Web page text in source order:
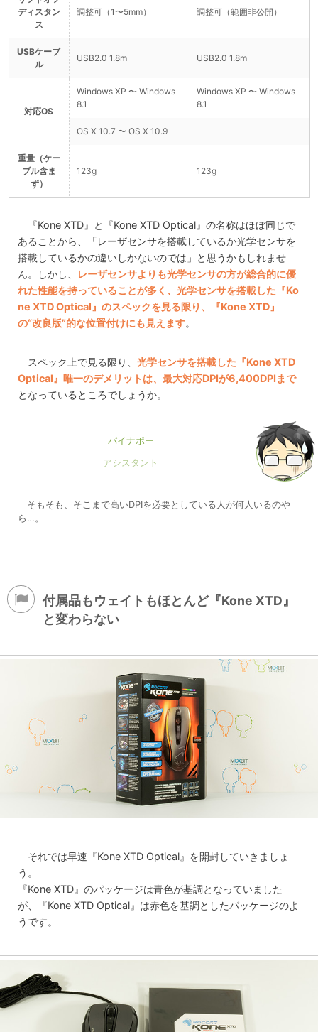
ディスタン
ス
調整可（1〜5mm） 調整可（範囲非公開）
USBケーブ
ル
USB2.0 1.8m USB2.0 1.8m
対応OS
Windows XP 〜 Windows
8.1
Windows XP 〜 Windows
8.1
OS X 10.7 〜 OS X 10.9
重量（ケー
ブル含ま
ず）
123g 123g
『Kone XTD』と『Kone XTD Optical』の名称はほぼ同じで
あることから、「レーザセンサを搭載しているか光学センサを
搭載しているかの違いしかないのでは」と思うかもしれませ
ん。しかし、
レーザセンサよりも光学センサの方が総合的に優
れた性能を持っていることが多く、光学センサを搭載した『Ko
ne XTD Optical』のスペックを見る限り、『Kone XTD』
の“改良版”的な位置付けにも見えます。
スペック上で見る限り、光学センサを搭載した『Kone XTD
Optical』唯一のデメリットは、最大対応DPIが6,400DPIまで
となっているところでしょうか。
パイナポー
そもそも、そこまで高いDPIを必要としている人が何人いるのや
ら…。
付属品もウェイトもほとんど『Kone XTD』
と変わらない
それでは早速『Kone XTD Optical』を開封していきましょ
う。
『Kone XTD』のパッケージは青色が基調となっていました
が、『Kone XTD Optical』は赤色を基調としたパッケージのよ
うです。